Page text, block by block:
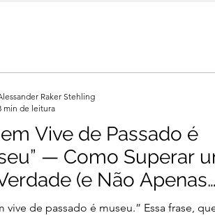
Vive de Passado é
— Como Superar
(e Não Apenas
Que Superou)
vive de passado é museu.” Essa frase,
Raker Stehling
min de leitura